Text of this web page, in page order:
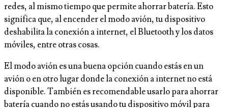
redes, al mismo tiempo que permite ahorrar batería. Esto
significa que, al encender el modo avión, tu dispositivo
deshabilita la conexión a internet, el Bluetooth y los datos
móviles, entre otras cosas.
El modo avión es una buena opción cuando estás en un
avión o en otro lugar donde la conexión a internet no está
disponible. También es recomendable usarlo para ahorrar
batería cuando no estás usando tu dispositivo móvil para